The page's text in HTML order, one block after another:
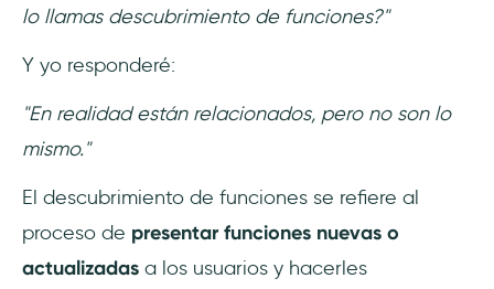
lo llamas descubrimiento de funciones?"
Y yo responderé:
"En realidad están relacionados, pero no son lo
mismo."
El descubrimiento de funciones se refiere al
proceso de presentar funciones nuevas o
actualizadas a los usuarios y hacerles